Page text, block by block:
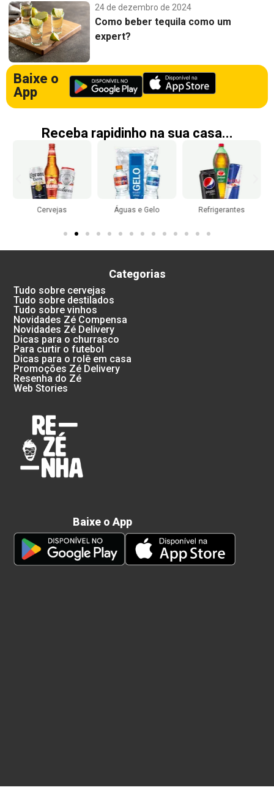
24 de dezembro de 2024
Como beber tequila como um
expert?
Baixe o
App
Receba rapidinho na sua casa...
Cervejas Águas e Gelo Refrigerantes
Categorias
Tudo sobre cervejas
Tudo sobre destilados
Tudo sobre vinhos
Novidades Zé Compensa
Novidades Zé Delivery
Dicas para o churrasco
Para curtir o futebol
Dicas para o rolê em casa
Promoções Zé Delivery
Resenha do Zé
Web Stories
Baixe o App